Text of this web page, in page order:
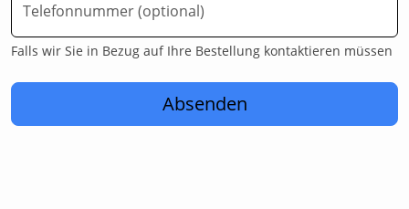
Telefonnummer (optional)
Falls wir Sie in Bezug auf Ihre Bestellung kontaktieren müssen
Absenden